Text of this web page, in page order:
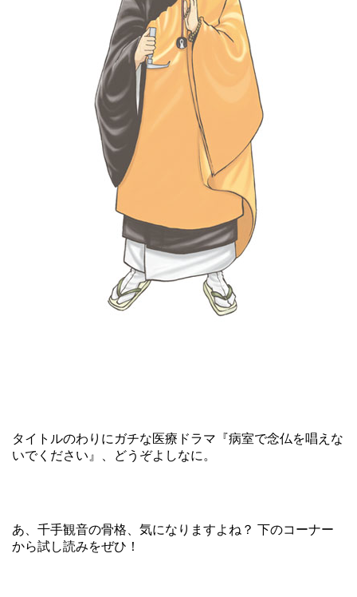
タイトルのわりにガチな医療ドラマ 『病室で念仏を唱えな
いでください』
、どうぞよしなに。
あ、千手観音の骨格、気になりますよね？ 下のコーナー
から試し読みをぜひ！